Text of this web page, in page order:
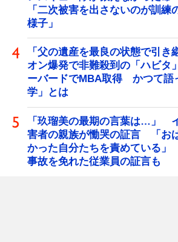
「二次被害を出さないのが訓練
様子」
「父の遺産を最良の状態で引
オン爆発で非難殺到の「ハビタ
ーバードでMBA取得 かつて語
学」とは
「玖瑠美の最期の言葉は…」
害者の親族が慟哭の証言 「お
かった自分たちを責めている
事故を免れた従業員の証言も